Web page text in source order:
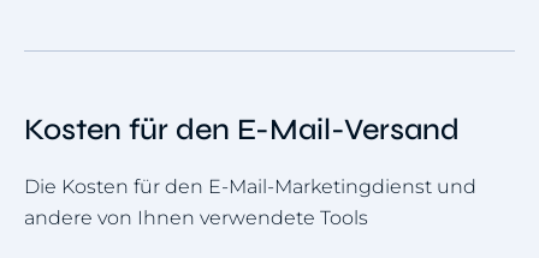
Kosten für den E-Mail-Versand
Die Kosten für den E-Mail-Marketingdienst und
andere von Ihnen verwendete Tools